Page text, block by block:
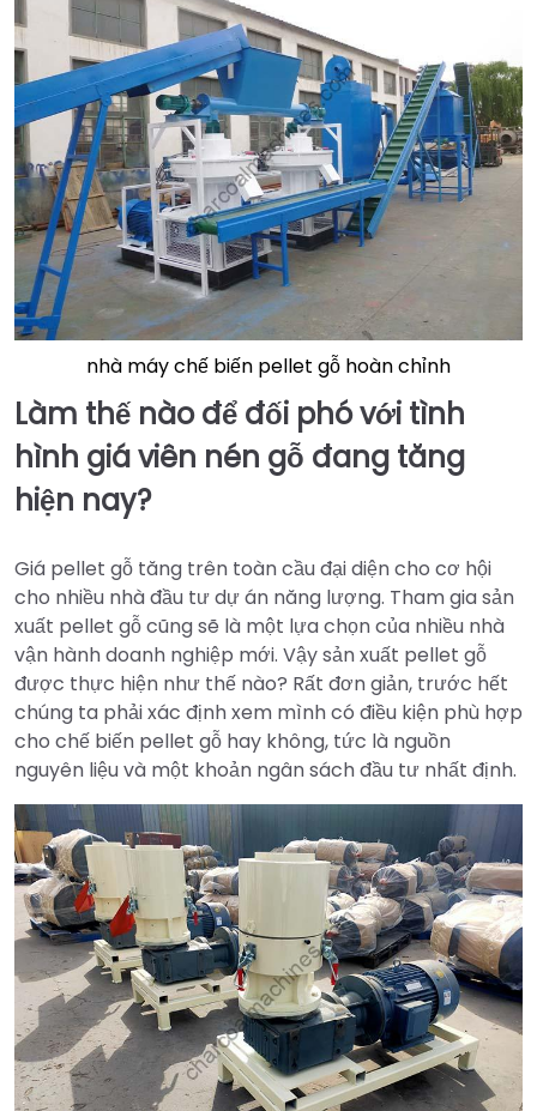
nhà máy chế biến pellet gỗ hoàn chỉnh
Làm thế nào để đối phó với tình
hình giá viên nén gỗ đang tăng
hiện nay?
Giá pellet gỗ tăng trên toàn cầu đại diện cho cơ hội
cho nhiều nhà đầu tư dự án năng lượng. Tham gia sản
xuất pellet gỗ cũng sẽ là một lựa chọn của nhiều nhà
vận hành doanh nghiệp mới. Vậy sản xuất pellet gỗ
được thực hiện như thế nào? Rất đơn giản, trước hết
chúng ta phải xác định xem mình có điều kiện phù hợp
cho chế biến pellet gỗ hay không, tức là nguồn
nguyên liệu và một khoản ngân sách đầu tư nhất định.